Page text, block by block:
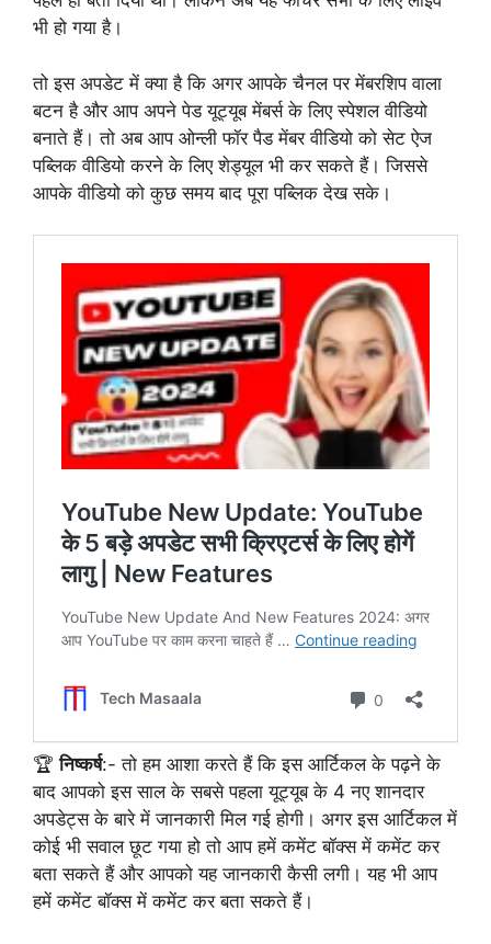
भी हो गया है।
तो इस अपडेट में क्या है कि अगर आपके चैनल पर मेंबरशिप वाला
बटन है और आप अपने पेड यूट्यूब मेंबर्स के लिए स्पेशल वीडियो
बनाते हैं। तो अब आप ओन्ली फॉर पैड मेंबर वीडियो को सेट ऐज
पब्लिक वीडियो करने के लिए शेड्यूल भी कर सकते हैं। जिससे
आपके वीडियो को कुछ समय बाद पूरा पब्लिक देख सके।
🏆निष्कर्ष:- तो हम आशा करते हैं कि इस आर्टिकल के पढ़ने के
बाद आपको इस साल के सबसे पहला यूट्यूब के 4 नए शानदार
अपडेट्स के बारे में जानकारी मिल गई होगी। अगर इस आर्टिकल में
कोई भी सवाल छूट गया हो तो आप हमें कमेंट बॉक्स में कमेंट कर
बता सकते हैं और आपको यह जानकारी कैसी लगी। यह भी आप
हमें कमेंट बॉक्स में कमेंट कर बता सकते हैं।